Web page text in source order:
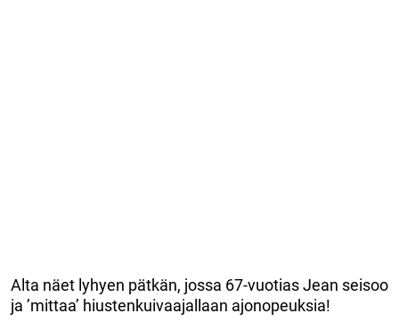
Alta näet lyhyen pätkän, jossa 67-vuotias Jean seisoo
ja ’mittaa’ hiustenkuivaajallaan ajonopeuksia!